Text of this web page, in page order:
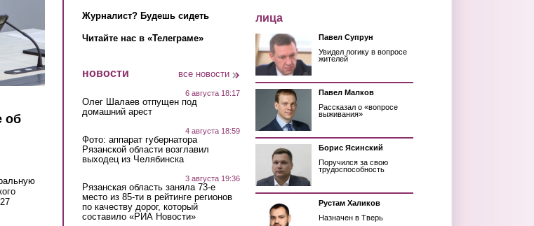
об
Журналист? Будешь сидеть
Читайте нас в «Телеграме»
новости все новости
6 августа 18:17
Олег Шалаев отпущен под
домашний арест
4 августа 18:59
Фото: аппарат губернатора
Рязанской области возглавил
выходец из Челябинска
3 августа 19:36
Рязанская область заняла 73-е
место из 85-ти в рейтинге регионов
по качеству дорог, который
составило «РИА Новости»
лица
Павел Супрун
Увидел логику в вопросе
жителей
Павел Малков
Рассказал о «вопросе
выживания»
Борис Ясинский
Поручился за свою
трудоспособность
Рустам Халиков
Назначен в Тверь